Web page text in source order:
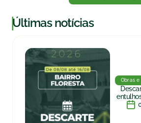
|Últimas notícias
Obras